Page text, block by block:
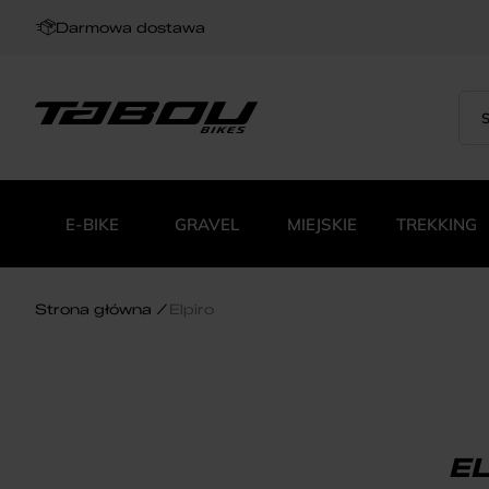
Darmowa dostawa
E-BIKE GRAVEL MIEJSKIE TREKKING
Strona główna Elpiro